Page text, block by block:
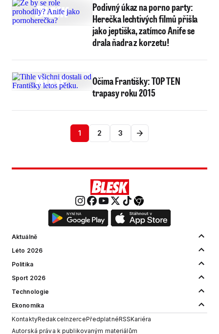
Podivný úkaz na porno party:
Herečka lechtivých filmů přišla
jako jeptiška, zatímco Anife se
drala ňadra z korzetu!
Očima Františky: TOP TEN
trapasy roku 2015
1 2 3
Aktuálně
Léto 2026
Politika
Sport 2026
Technologie
Ekonomika
KontaktyRedakceInzercePředplatnéRSSKariéra
Autorská práva k publikovaným materiálům